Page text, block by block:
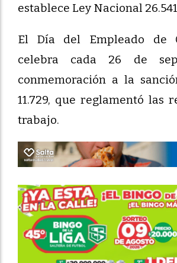
establece Ley Nacional
El Día del Empleado de
celebra cada 26 de
conmemoración a la
11.729, que reglamentó las
trabajo.